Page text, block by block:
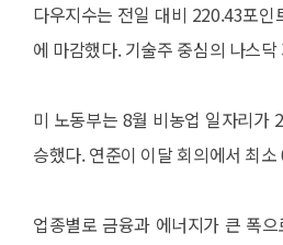
다우지수는 전일 대비 220.43포
에 마감했다. 기술주 중심의 나스
미 노동부는 8월 비농업 일자리가
승했다. 연준이 이달 회의에서 최
업종별로 금융과 에너지가 큰 폭